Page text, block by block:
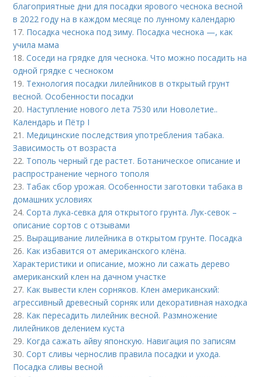
благоприятные дни для посадки ярового чеснока весной
в 2022 году на в каждом месяце по лунному календарю
17. Посадка чеснока под зиму. Посадка чеснока —, как
учила мама
18.Соседи на грядке для чеснока. Что можно посадить на
одной грядке с чесноком
19. Технология посадки лилейников в открытый грунт
весной. Особенности посадки
20. Наступление нового лета 7530 или Новолетие..
Календарь и Пётр I
21. Медицинские последствия употребления табака.
Зависимость от возраста
22. Тополь черный где растет. Ботаническое описание и
распространение черного тополя
23. Табак сбор урожая. Особенности заготовки табака в
домашних условиях
24.Сорта лука-севка для открытого грунта. Лук-севок –
описание сортов с отзывами
25. Выращивание лилейника в открытом грунте. Посадка
26. Как избавится от американского клёна.
Характеристики и описание, можно ли сажать дерево
американский клен на дачном участке
27. Как вывести клен сорняков. Клен американский:
агрессивный древесный сорняк или декоративная находка
28. Как пересадить лилейник весной. Размножение
лилейников делением куста
29. Когда сажать айву японскую. Навигация по записям
30.Сорт сливы чернослив правила посадки и ухода.
Посадка сливы весной